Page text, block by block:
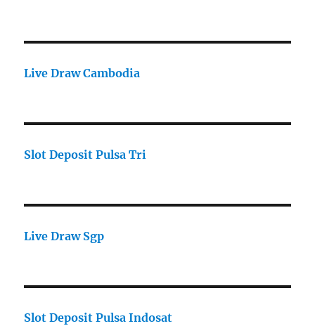
Live Draw Cambodia
Slot Deposit Pulsa Tri
Live Draw Sgp
Slot Deposit Pulsa Indosat